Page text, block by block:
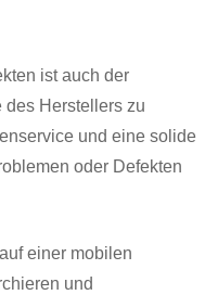
ist auch der
des Herstellers zu
und eine solide
oder Defekten
einer mobilen
und